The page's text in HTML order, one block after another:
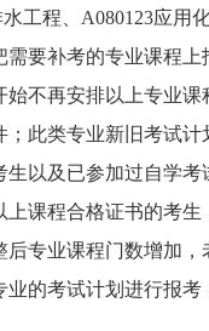
工程、A080123应用
要补考的专业课程
始不再安排以上专业
此类专业新旧考试
以及已参加过自学
课程合格证书的考
后专业课程门数增加
的考试计划进行报考